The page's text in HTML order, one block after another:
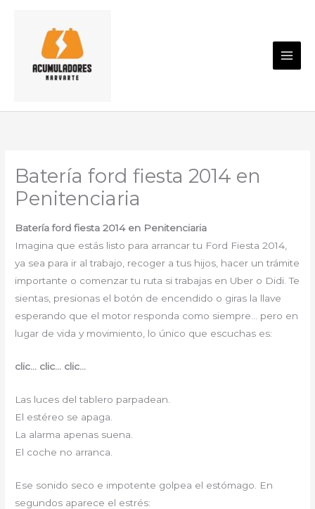
contenido
Batería ford fiesta 2014 en
Penitenciaria
Batería ford fiesta 2014 en Penitenciaria
Imagina que estás listo para arrancar tu Ford Fiesta 2014,
ya sea para ir al trabajo, recoger a tus hijos, hacer un trámite
importante o comenzar tu ruta si trabajas en Uber o Didi. Te
sientas, presionas el botón de encendido o giras la llave
esperando que el motor responda como siempre… pero en
lugar de vida y movimiento, lo único que escuchas es:
clic… clic… clic…
Las luces del tablero parpadean.
El estéreo se apaga.
La alarma apenas suena.
El coche no arranca.
Ese sonido seco e impotente golpea el estómago. En
segundos aparece el estrés: